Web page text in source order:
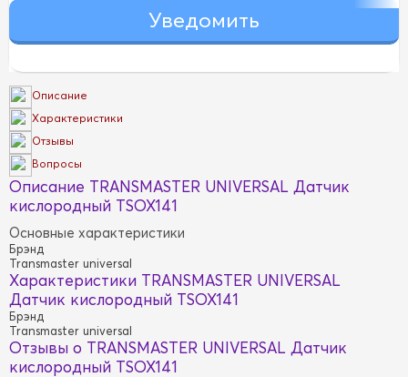
Описание
Характеристики
Отзывы
Вопросы
Описание TRANSMASTER UNIVERSAL Датчик
кислородный TSOX141
Основные характеристики
Брэнд
Transmaster universal
Характеристики TRANSMASTER UNIVERSAL
Датчик кислородный TSOX141
Брэнд
Transmaster universal
Отзывы о TRANSMASTER UNIVERSAL Датчик
кислородный TSOX141